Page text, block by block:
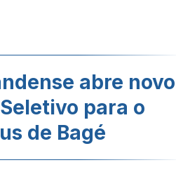
abre novo
para o
de Bagé